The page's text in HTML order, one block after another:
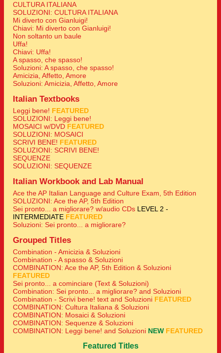
CULTURA ITALIANA
SOLUZIONI: CULTURA ITALIANA
Mi diverto con Gianluigi!
Chiavi: Mi diverto con Gianluigi!
Non soltanto un baule
Uffa!
Chiavi: Uffa!
A spasso, che spasso!
Soluzioni: A spasso, che spasso!
Amicizia, Affetto, Amore
Soluzioni: Amicizia, Affetto, Amore
Italian Textbooks
Leggi bene! FEATURED
SOLUZIONI: Leggi bene!
MOSAICI w/DVD FEATURED
SOLUZIONI: MOSAICI
SCRIVI BENE! FEATURED
SOLUZIONI: SCRIVI BENE!
SEQUENZE
SOLUZIONI: SEQUENZE
Italian Workbook and Lab Manual
Ace the AP Italian Language and Culture Exam, 5th Edition
SOLUZIONI: Ace the AP, 5th Edition
Sei pronto... a migliorare? w/audio CDs LEVEL 2 -
INTERMEDIATE FEATURED
Soluzioni: Sei pronto... a migliorare?
Grouped Titles
Combination - Amicizia & Soluzioni
Combination - A spasso & Soluzioni
COMBINATION: Ace the AP, 5th Edition & Soluzioni
FEATURED
Sei pronto... a cominciare (Text & Soluzioni)
Combination: Sei pronto... a migliorare? and Soluzioni
Combination - Scrivi bene! text and Soluzioni FEATURED
COMBINATION: Cultura Italiana & Soluzioni
COMBINATION: Mosaici & Soluzioni
COMBINATION: Sequenze & Soluzioni
COMBINATION: Leggi bene! and Soluzioni NEW FEATURED
Featured Titles